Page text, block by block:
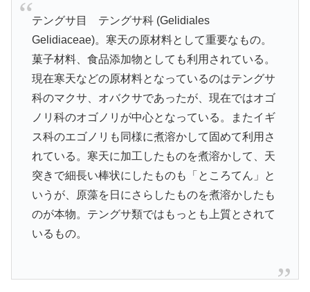
テングサ目 テングサ科 (Gelidiales
Gelidiaceae)。寒天の原材料として重要なもの。
菓子材料、食品添加物としても利用されている。
現在寒天などの原材料となっているのはテングサ
科のマクサ、オバクサであったが、現在ではオゴ
ノリ科のオゴノリが中心となっている。またイギ
ス科のエゴノリも同様に煮溶かして固めて利用さ
れている。寒天に加工したものを煮溶かして、天
突きで細長い棒状にしたものも「ところてん」と
いうが、原藻を日にさらしたものを煮溶かしたも
のが本物。テングサ類ではもっとも上質とされて
いるもの。